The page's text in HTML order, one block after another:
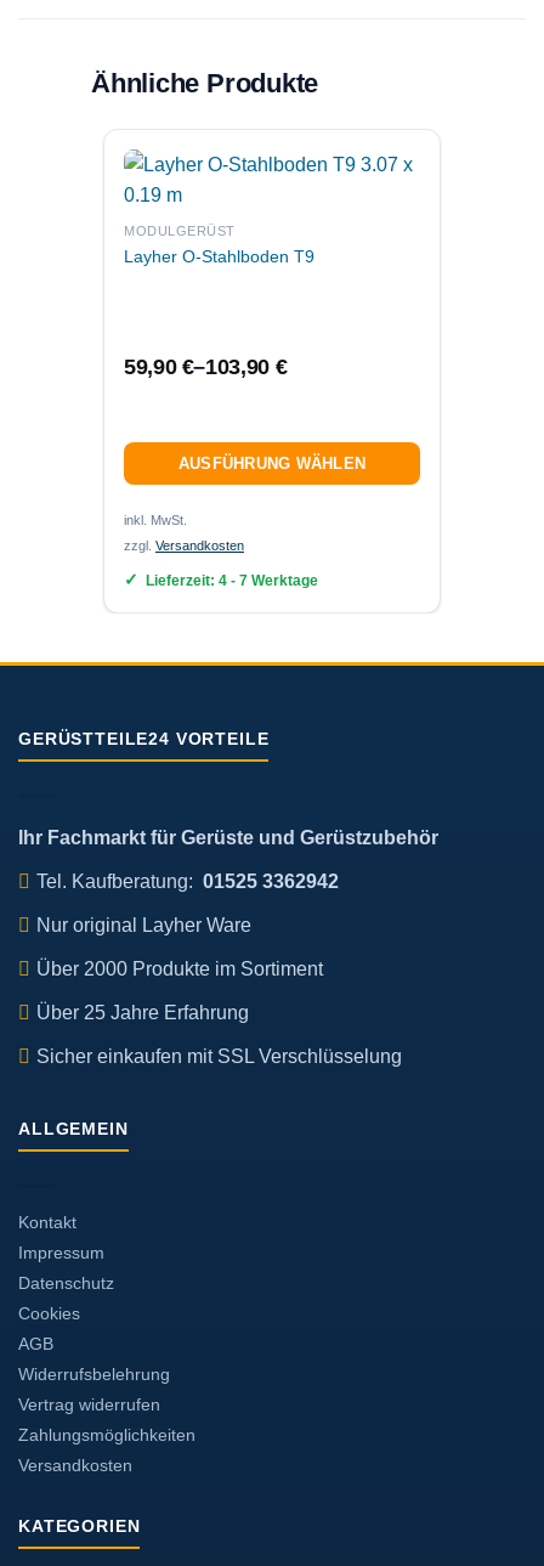
Ähnliche Produkte
MODULGERÜST
Layher O-Stahlboden T9
59,90 €–103,90 €
AUSFÜHRUNG WÄHLEN
inkl. MwSt.
zzgl. Versandkosten
Lieferzeit: 4 - 7 Werktage
GERÜSTTEILE24 VORTEILE
Ihr Fachmarkt für Gerüste und Gerüstzubehör
Tel. Kaufberatung: 01525 3362942
Nur original Layher Ware
Über 2000 Produkte im Sortiment
Über 25 Jahre Erfahrung
Sicher einkaufen mit SSL Verschlüsselung
ALLGEMEIN
Kontakt
Impressum
Datenschutz
Cookies
AGB
Widerrufsbelehrung
Vertrag widerrufen
Zahlungsmöglichkeiten
Versandkosten
KATEGORIEN